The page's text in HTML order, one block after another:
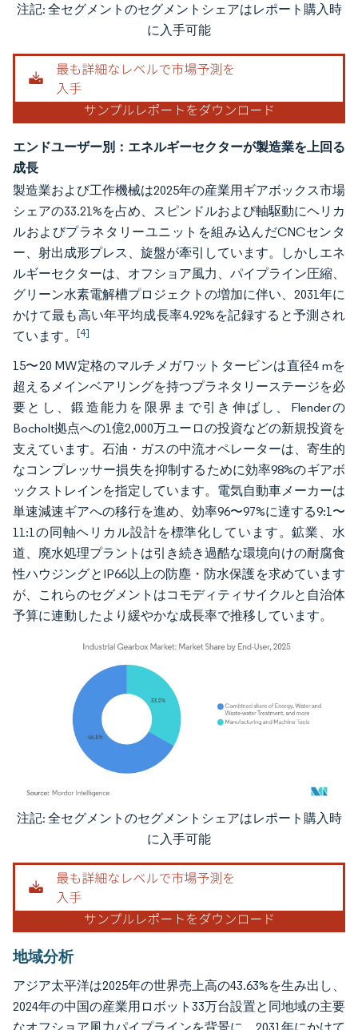
画像 © Mordor Intelligence。再利用にはCC BY 4.0の表示が必要です。
注記: 全セグメントのセグメントシェアはレポート購入時
に入手可能
エンドユーザー別：エネルギーセクターが製造業を上回る
成長
製造業および工作機械は2025年の産業用ギアボックス市場
シェアの33.21%を占め、スピンドルおよび軸駆動にヘリカ
ルおよびプラネタリーユニットを組み込んだCNCセンタ
ー、射出成形プレス、旋盤が牽引しています。しかしエネ
ルギーセクターは、オフショア風力、パイプライン圧縮、
グリーン水素電解槽プロジェクトの増加に伴い、2031年に
かけて最も高い年平均成長率4.92%を記録すると予測され
ています。 [4]
15〜20 MW定格のマルチメガワットタービンは直径4 mを
超えるメインベアリングを持つプラネタリーステージを必
要とし、鍛造能力を限界まで引き伸ばし、Flenderの
Bocholt拠点への1億2,000万ユーロの投資などの新規投資を
支えています。石油・ガスの中流オペレーターは、寄生的
なコンプレッサー損失を抑制するために効率98%のギアボ
ックストレインを指定しています。電気自動車メーカーは
単速減速ギアへの移行を進め、効率96〜97%に達する9:1〜
11:1の同軸ヘリカル設計を標準化しています。鉱業、水
道、廃水処理プラントは引き続き過酷な環境向けの耐腐食
性ハウジングとIP66以上の防塵・防水保護を求めています
が、これらのセグメントはコモディティサイクルと自治体
予算に連動したより緩やかな成長率で推移しています。
画像 © Mordor Intelligence。再利用にはCC BY 4.0の表示が必要です。
注記: 全セグメントのセグメントシェアはレポート購入時
に入手可能
地域分析
アジア太平洋は2025年の世界売上高の43.63%を生み出し、
2024年の中国の産業用ロボット33万台設置と同地域の主要